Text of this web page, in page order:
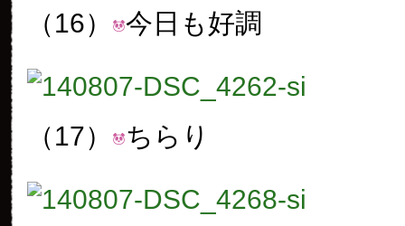
（16） 今日も好調
（17） ちらり